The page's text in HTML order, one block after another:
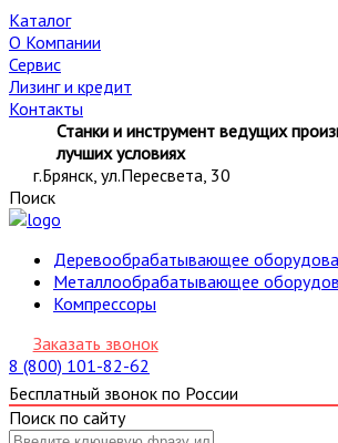
Каталог
О Компании
Сервис
Лизинг и кредит
Контакты
Станки и инструмент ведущих
лучших условиях
г.Брянск, ул.Пересвета, 30
Поиск
Деревообрабатывающее
Металлообрабатывающее
Компрессоры
Заказать звонок
8 (800) 101-82-62
Бесплатный звонок по России
Поиск по сайту